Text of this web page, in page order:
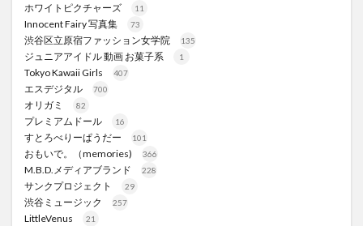
ホワイトピクチャーズ 11
Innocent Fairy 写真集 73
渋谷区立原宿ファッション女学院 135
ジュニアアイドル 動画 お菓子系 1
Tokyo Kawaii Girls 407
エスデジタル 700
オリガミ 82
プレミアムドール 16
すとろべりーぱうだー 101
おもいで。（memories) 366
M.B.D.メディアブランド 228
サンクプロジェクト 29
渋谷ミュージック 257
LittleVenus 21